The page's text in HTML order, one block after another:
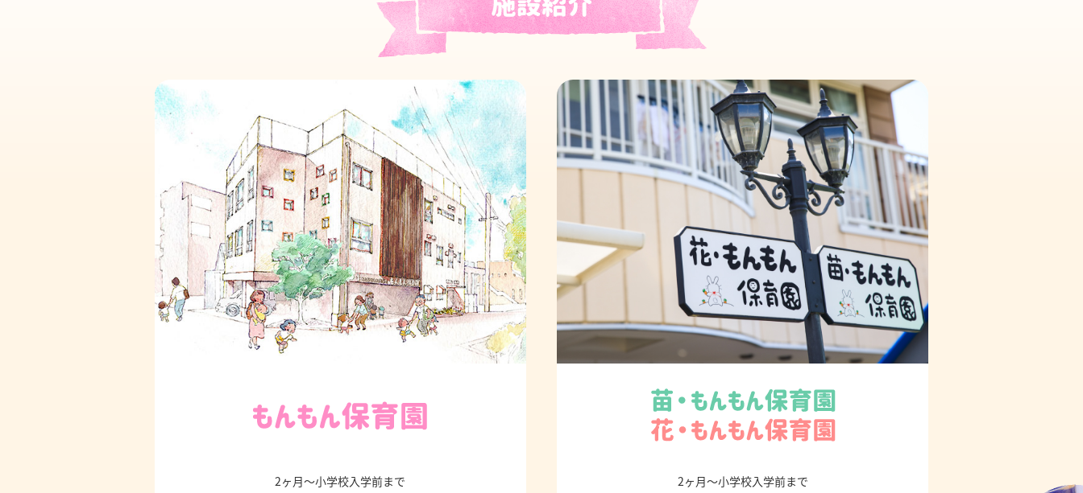
2ヶ月～小学校入学前まで 2ヶ月～小学校入学前まで